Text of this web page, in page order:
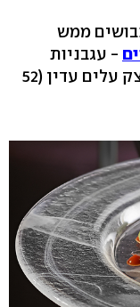
ממש
- עגבניות
ופלפלים מבושלים קלות, שנחו על בצק עלים עדין (52